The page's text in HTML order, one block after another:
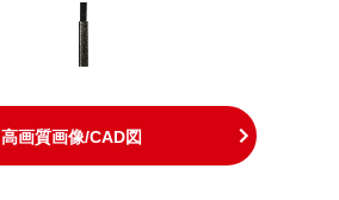
高画質画像/CAD図